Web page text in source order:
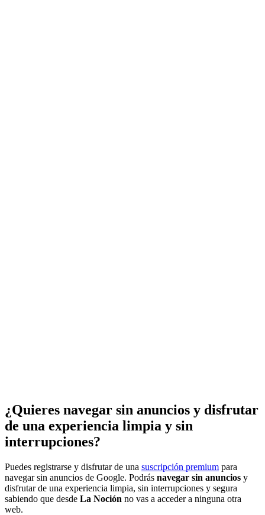
¿Quieres navegar sin anuncios y disfrutar
de una experiencia limpia y sin
interrupciones?
Puedes registrarse y disfrutar de una suscripción premium para
navegar sin anuncios de Google. Podrás navegar sin anuncios y
disfrutar de una experiencia limpia, sin interrupciones y segura
sabiendo que desde La Noción no vas a acceder a ninguna otra
web.